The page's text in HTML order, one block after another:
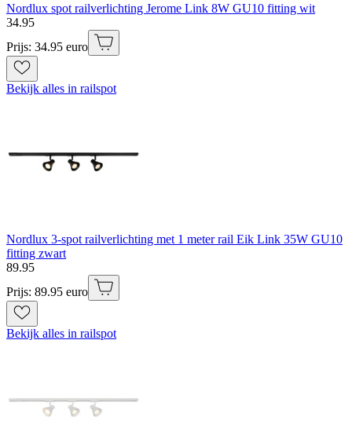
Nordlux spot railverlichting Jerome Link 8W GU10 fitting wit
34.95
Prijs: 34.95 euro
Bekijk alles in railspot
Nordlux 3-spot railverlichting met 1 meter rail Eik Link 35W GU10
fitting zwart
89.95
Prijs: 89.95 euro
Bekijk alles in railspot